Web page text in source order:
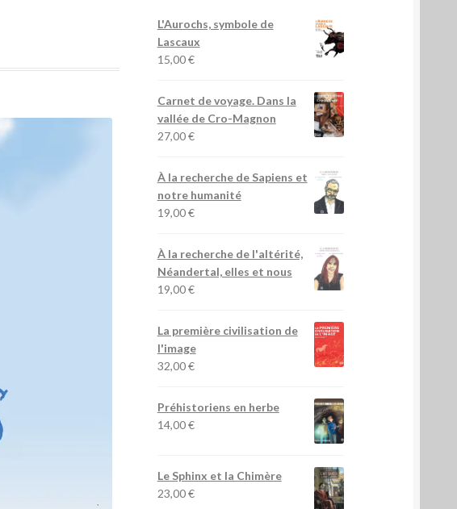
L'Aurochs, symbole de
Lascaux
15,00€
Carnet de voyage. Dans la
vallée de Cro-Magnon
27,00€
À la recherche de Sapiens et
notre humanité
19,00€
À la recherche de l'altérité,
Néandertal, elles et nous
19,00€
La première civilisation de
l'image
32,00€
Préhistoriens en herbe
14,00€
Le Sphinx et la Chimère
23,00€